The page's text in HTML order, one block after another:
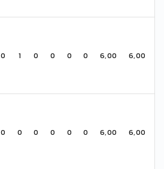
0 1 0 0 0 0 6,00 6,00
0 0 0 0 0 0 6,00 6,00